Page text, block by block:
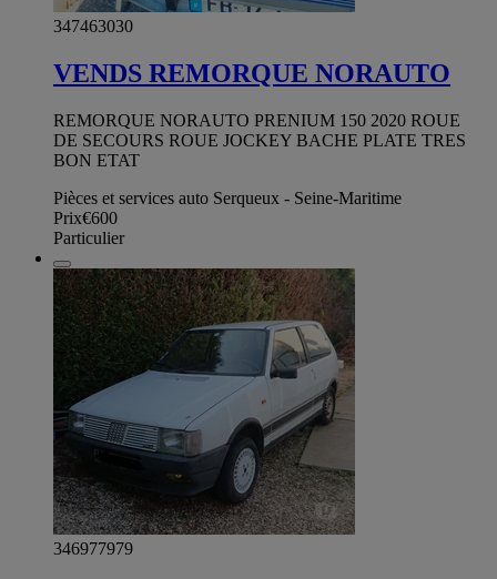
347463030
VENDS REMORQUE NORAUTO
REMORQUE NORAUTO PRENIUM 150 2020 ROUE
DE SECOURS ROUE JOCKEY BACHE PLATE TRES
BON ETAT
Pièces et services auto Serqueux - Seine-Maritime
Prix€600
Particulier
346977979